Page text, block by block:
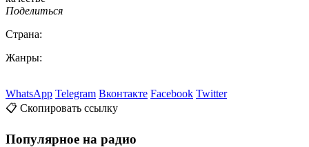
Поделиться
Страна:
Жанры:
WhatsApp Telegram Вконтакте Facebook Twitter
📋 Скопировать ссылку
Популярное на радио